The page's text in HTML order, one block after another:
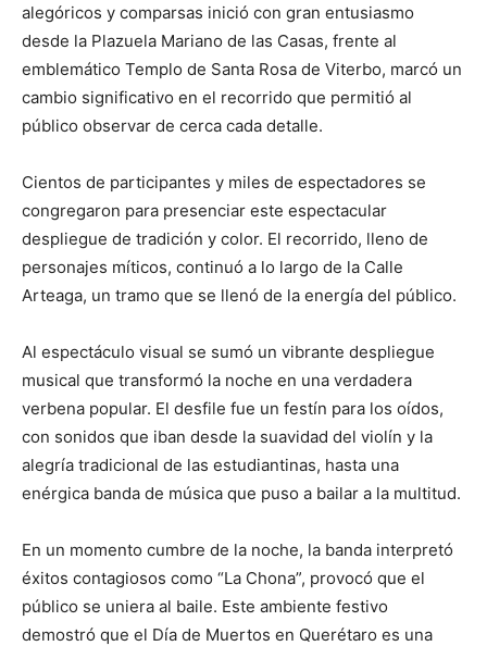
alegóricos y comparsas inició con gran entusiasmo
desde la Plazuela Mariano de las Casas, frente al
emblemático Templo de Santa Rosa de Viterbo, marcó un
cambio significativo en el recorrido que permitió al
público observar de cerca cada detalle.
Cientos de participantes y miles de espectadores se
congregaron para presenciar este espectacular
despliegue de tradición y color. El recorrido, lleno de
personajes míticos, continuó a lo largo de la Calle
Arteaga, un tramo que se llenó de la energía del público.
Al espectáculo visual se sumó un vibrante despliegue
musical que transformó la noche en una verdadera
verbena popular. El desfile fue un festín para los oídos,
con sonidos que iban desde la suavidad del violín y la
alegría tradicional de las estudiantinas, hasta una
enérgica banda de música que puso a bailar a la multitud.
En un momento cumbre de la noche, la banda interpretó
éxitos contagiosos como “La Chona”, provocó que el
público se uniera al baile. Este ambiente festivo
demostró que el Día de Muertos en Querétaro es una